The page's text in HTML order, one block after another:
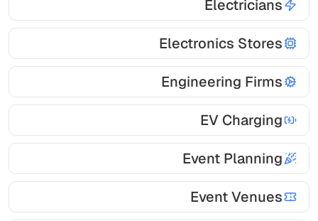
Electricians
Electronics Stores
Engineering Firms
EV Charging
Event Planning
Event Venues